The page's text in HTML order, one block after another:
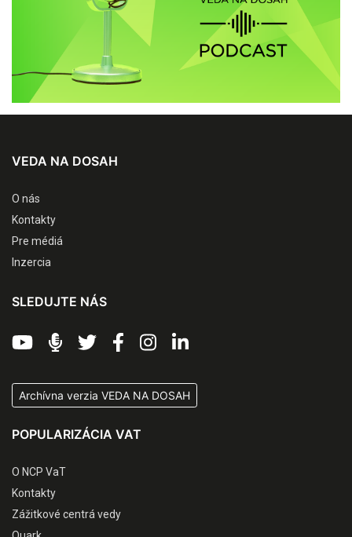
VEDA NA DOSAH
O nás
Kontakty
Pre médiá
Inzercia
SLEDUJTE NÁS
Archívna verzia VEDA NA DOSAH
POPULARIZÁCIA VAT
O NCP VaT
Kontakty
Zážitkové centrá vedy